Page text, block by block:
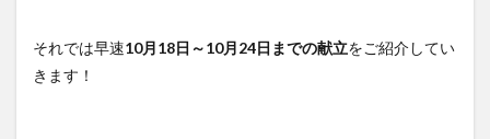
それでは早速10月18日～10月24日までの献立をご紹介してい
きます！